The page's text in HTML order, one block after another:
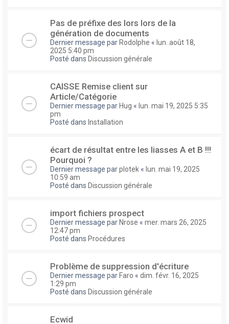
Pas de préfixe des lors lors de la
génération de documents
Dernier message par Rodolphe « lun. août 18,
2025 5:40 pm
Posté dans Discussion générale
CAISSE Remise client sur
Article/Catégorie
Dernier message par Hug « lun. mai 19, 2025 5:35
pm
Posté dans Installation
écart de résultat entre les liasses A et B !!!
Pourquoi ?
Dernier message parplotek « lun. mai 19, 2025
10:59 am
Posté dans Discussion générale
import fichiers prospect
Dernier message par Nrose « mer. mars 26, 2025
12:47 pm
Posté dans Procédures
Problème de suppression d'écriture
Dernier message par Faro « dim. févr. 16, 2025
1:29 pm
Posté dans Discussion générale
Ecwid